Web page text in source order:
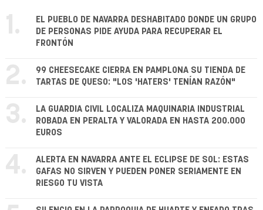
1.
EL PUEBLO DE NAVARRA DESHABITADO DONDE UN GRUPO
DE PERSONAS PIDE AYUDA PARA RECUPERAR EL
FRONTÓN
2.
99 CHEESECAKE CIERRA EN PAMPLONA SU TIENDA DE
TARTAS DE QUESO: "LOS 'HATERS' TENÍAN RAZÓN"
3.
LA GUARDIA CIVIL LOCALIZA MAQUINARIA INDUSTRIAL
ROBADA EN PERALTA Y VALORADA EN HASTA 200.000
EUROS
4.
ALERTA EN NAVARRA ANTE EL ECLIPSE DE SOL: ESTAS
GAFAS NO SIRVEN Y PUEDEN PONER SERIAMENTE EN
RIESGO TU VISTA